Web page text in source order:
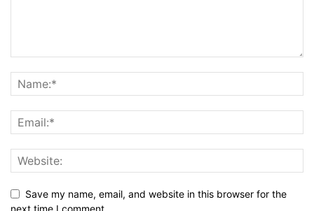
Save my name, email, and website in this browser for the
next time I comment.